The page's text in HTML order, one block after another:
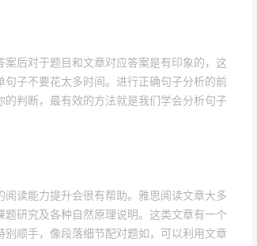
后对于题目和文章对应答案是有印象的，这
子不要花太多时间。进行正确句子分析的前
判断，最有效的方法就是我们学会分析句子
读能力提升会很有帮助。雅思阅读文章大多
研究及各种自然原理说明。这类文章有一个
顺手，像段落细节配对题如，可以利用文章